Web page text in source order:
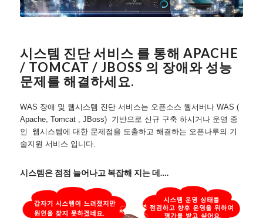
시스템 진단 서비스 를 통해 APACHE
/ TOMCAT / JBOSS 의 장애와 성능
문제를 해결하세요.
WAS 장애 및 웹시스템 진단 서비스는 오픈소스 웹서버나 WAS (
Apache, Tomcat , JBoss) 기반으로 신규 구축 하시거나 운영 중
인 웹시스템에 대한 문제점을 도출하고 해결하는 오픈나루의 기
술지원 서비스 입니다.
시스템은 점점 늘어나고 복잡해 지는 데….